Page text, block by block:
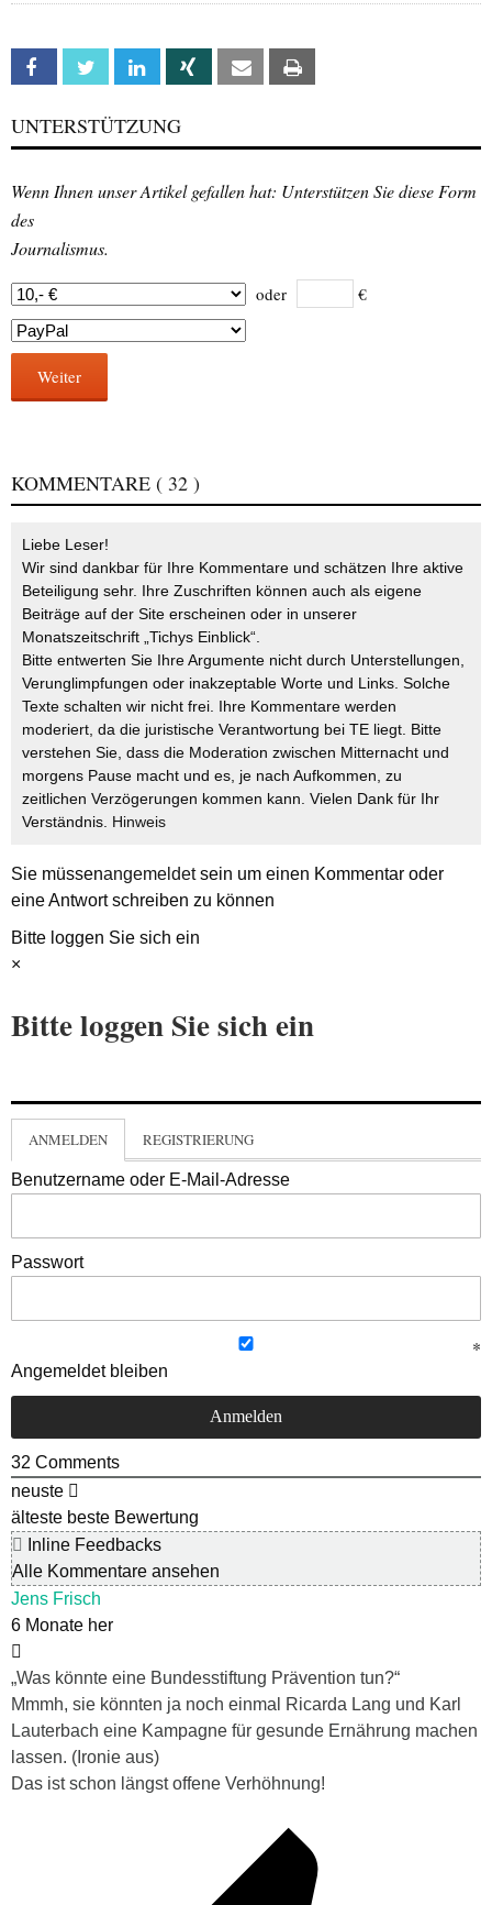
Facebook Twitter Linkedin Xing Email
UNTERSTÜTZUNG
Wenn Ihnen unser Artikel gefallen hat: Unterstützen Sie diese Form
des
Journalismus.
oder €
Weiter
KOMMENTARE ( 32 )
Liebe Leser!
Wir sind dankbar für Ihre Kommentare und schätzen Ihre aktive
Beteiligung sehr. Ihre Zuschriften können auch als eigene
Beiträge auf der Site erscheinen oder in unserer
Monatszeitschrift „Tichys Einblick“.
Bitte entwerten Sie Ihre Argumente nicht durch Unterstellungen,
Verunglimpfungen oder inakzeptable Worte und Links. Solche
Texte schalten wir nicht frei. Ihre Kommentare werden
moderiert, da die juristische Verantwortung bei TE liegt. Bitte
verstehen Sie, dass die Moderation zwischen Mitternacht und
morgens Pause macht und es, je nach Aufkommen, zu
zeitlichen Verzögerungen kommen kann. Vielen Dank für Ihr
Verständnis. Hinweis
Sie müssenangemeldetsein um einen Kommentar oder
eine Antwort schreiben zu können
Bitte loggen Sie sich ein
×
Bitte loggen Sie sich ein
ANMELDEN REGISTRIERUNG
Benutzername oder E-Mail-Adresse
Passwort
Angemeldet bleiben
32 Comments
neuste
älteste beste Bewertung
Inline Feedbacks
Alle Kommentare ansehen
Jens Frisch
6 Monate her
„Was könnte eine Bundesstiftung Prävention tun?“
Mmmh, sie könnten ja noch einmal Ricarda Lang und Karl
Lauterbach eine Kampagne für gesunde Ernährung machen
lassen. (Ironie aus)
Das ist schon längst offene Verhöhnung!